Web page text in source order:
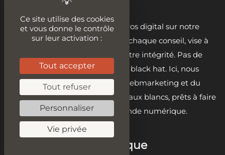
Embrassez votre rôle de héros digital sur notre
plateforme. 🦸‍♂️ Chaque leçon, chaque conseil, vise à
renforcer votre éthique et votre intégrité. Pas de
raccourcis, pas de tactiques black hat. Ici, nous
construisons des héros du webmarketing et du
développement avec des chapeaux blancs, prêts à faire
la différence dans le monde numérique.
Sur la même thématique
Ce site utilise des cookies
et vous donne le contrôle
sur leur activation :
Tout accepter
Tout refuser
Personnaliser
Vie privée